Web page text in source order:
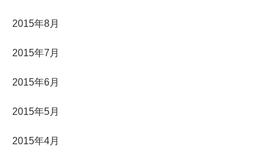
2015年8月
2015年7月
2015年6月
2015年5月
2015年4月